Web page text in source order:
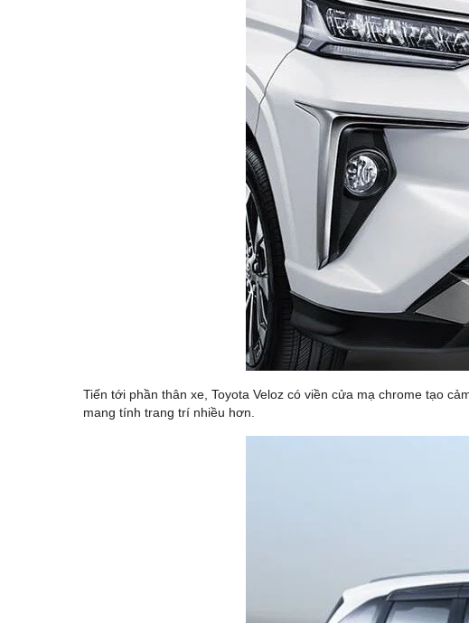
Tiến tới phần thân xe, Toyota Veloz có viền cửa mạ chrome tạo
mang tính trang trí nhiều hơn.